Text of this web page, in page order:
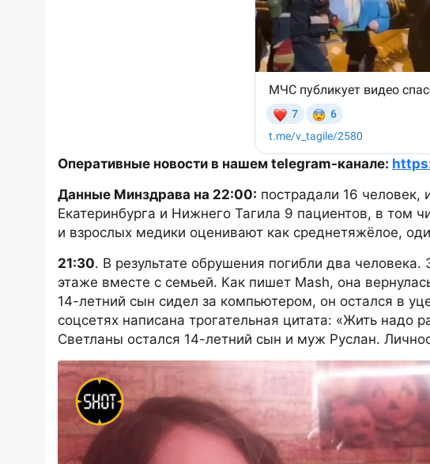
Оперативные новости в нашем telegram-канале:
Данные Минздрава на 22:00: пострадали 16 человек,
Екатеринбурга и Нижнего Тагила 9 пациентов, в том
и взрослых медики оценивают как среднетяжёлое,
21:30. В результате обрушения погибли два
этаже вместе с семьей. Как пишет Mash, она
14-летний сын сидел за компьютером, он остался в
соцсетях написана трогательная цитата: «Жить надо
Светланы остался 14-летний сын и муж Руслан.